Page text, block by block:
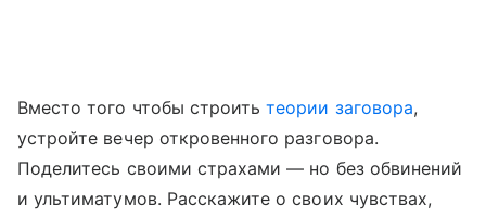
Вместо того чтобы строитьтеории заговора,
устройте вечер откровенного разговора.
Поделитесь своими страхами — но без обвинений
и ультиматумов. Расскажите о своих чувствах,